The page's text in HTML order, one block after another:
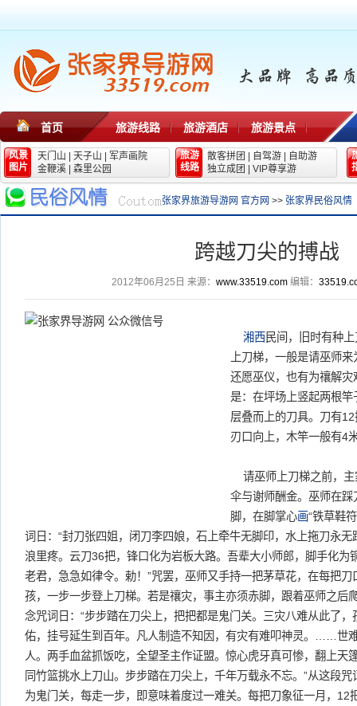
首页 旅游线路 旅游酒店 旅游景点
风景
图片
天门山 天子山
军声画院
金鞭溪
森里公园
旅游
线路
散客拼团 自驾游
自助游
独立成团
VIP尊享游
张家界旅游导游网 官方网 >> 张家界民俗风情
跨越刀尖的搏战
2012年06月25日 来源： www.33519.com编辑：
湘西民间，旧时有种
上刀梯，一般是请巫师
还愿巫仪，也有为禳解
是：在坪场上竖起两根
层叠而上的刀具。刀有
刃口向上，木竿一般有4
请巫师上刀梯之前，主
伞与谢师酬金。巫师在踩
脚，在脚掌心画“铁草鞋
词日：“封刀张四姐，闭刀李四娘，石上牵牛无脚印，水上拖刀永
浪里疼。云刀36把，锋口化为岩板大路。吾辈大小师郎，脚手化为
老君，急急如律令。勅！”咒罢，巫师又手持一把茅草花，在每把
孩，一步一步登上刀梯。若是禳灾，事主亦须赤脚，跟着巫师之后
念咒词日：“步步踏在刀尖上，把把都是鬼门关。三灾八难从此了
佑，挂号延生到百年。凡人制造不知因，有灾有难叩神灵。……世
人。两手血盆抓饭吃，全望圣主作证盟。惊心虎牙真可惨，翻上天
同竹篮挑水上刀山。步步踏在刀尖上，千年万载永不忘。”从这段
为鬼门关，每走一步，即意味着度过一难关。每把刀象征一月，12